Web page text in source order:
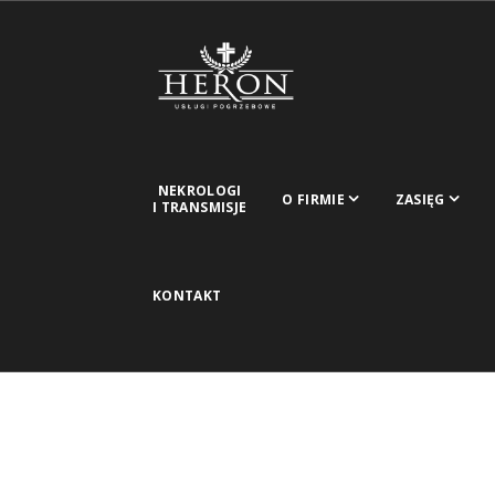
NEKROLOGI
I TRANSMISJE
O FIRMIE ZASIĘG
KONTAKT